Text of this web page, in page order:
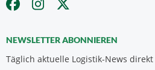
NEWSLETTER ABONNIEREN
Täglich aktuelle Logistik-News